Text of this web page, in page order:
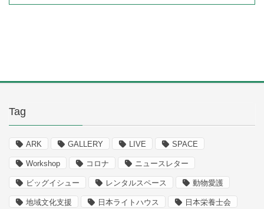
Tag
ARK GALLERY LIVE SPACE
Workshop コロナ ニュースレター
ビッグイシュー レンタルスペース 動物愛護
地域文化支援 日本ライトハウス 日本栄養士会